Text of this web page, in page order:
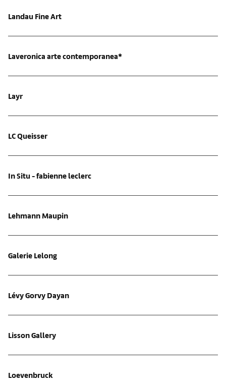
Landau Fine Art
Laveronica arte contemporanea*
Layr
LC Queisser
In Situ - fabienne leclerc
Lehmann Maupin
Galerie Lelong
Lévy Gorvy Dayan
Lisson Gallery
Loevenbruck